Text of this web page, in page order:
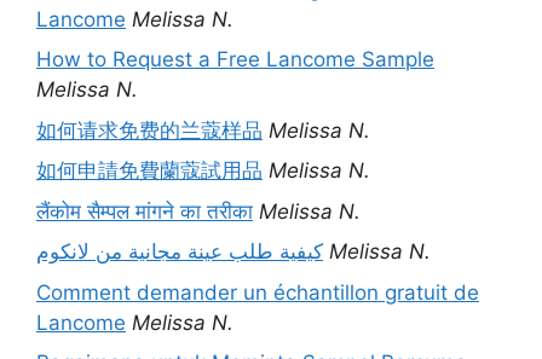
Lancome Melissa N.
How to Request a Free Lancome Sample
Melissa N.
如何请求免费的兰蔻样品 Melissa N.
如何申請免費蘭蔻試用品 Melissa N.
लैंकोम सैम्पल मांगने का तरीका Melissa N.
كيفية طلب عينة مجانية من لانكوم Melissa N.
Comment demander un échantillon gratuit de
Lancome Melissa N.